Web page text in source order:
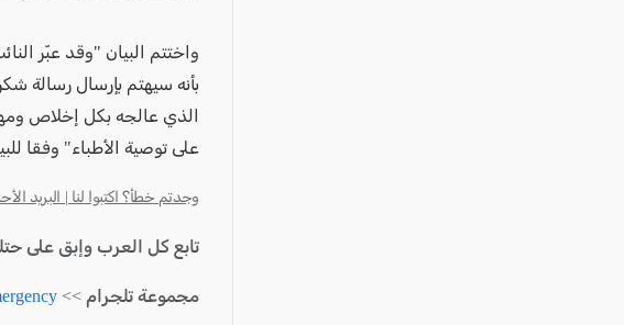
واختتم البيان "وقد عبّر
بأنه سيهتم بإرسال رسالة
الذي عالجه بكل إخلاص
على توصية الأطباء" وفقا
وجدتم خطأ؟ اكتبوا لنا | البريد
تابع كل العرب وإبق على
مجموعة تلجرام >>